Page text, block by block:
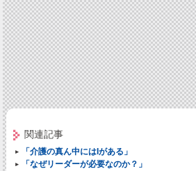
関連記事
「介護の真ん中にはIがある」
「なぜリーダーが必要なのか？」